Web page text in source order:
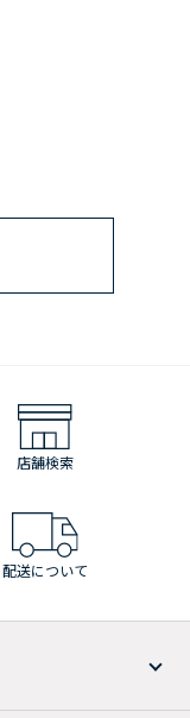
店舗検索
配送について